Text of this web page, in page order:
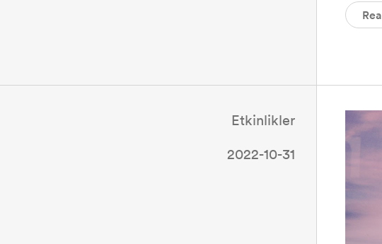
Etkinlikler
2022-10-31